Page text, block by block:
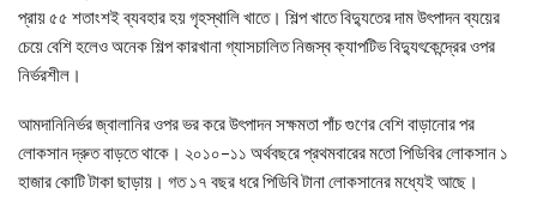
প্রায় ৫৫ শতাংশই ব্যবহার হয় গৃহস্থালি খাতে। শিল্প খাতে বিদ্যুতের দাম উৎপাদন ব্যয়ের
চেয়ে বেশি হলেও অনেক শিল্প কারখানা গ্যাসচালিত নিজস্ব ক্যাপটিভ বিদ্যুৎকেন্দ্রের ওপর
নির্ভরশীল।
আমদানিনির্ভর জ্বালানির ওপর ভর করে উৎপাদন সক্ষমতা পাঁচ গুণের বেশি বাড়ানোর পর
লোকসান দ্রুত বাড়তে থাকে। ২০১০–১১ অর্থবছরে প্রথমবারের মতো পিডিবির লোকসান ১
হাজার কোটি টাকা ছাড়ায়। গত ১৭ বছর ধরে পিডিবি টানা লোকসানের মধ্যেই আছে।